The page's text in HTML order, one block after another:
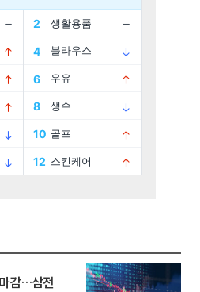
감…삼전